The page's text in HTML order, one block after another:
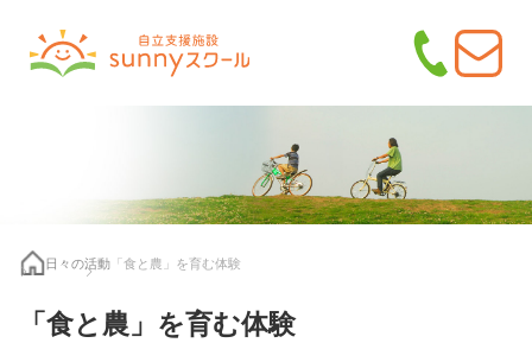
日々の活動「食と農」を育む体験
「食と農」を育む体験